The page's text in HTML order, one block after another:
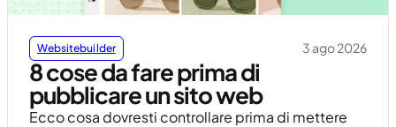
Websitebuilder 3 ago 2026
8 cose da fare prima di
pubblicare un sito web
Ecco cosa dovresti controllare prima di mettere